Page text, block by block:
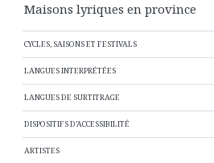
Maisons lyriques en province
CYCLES, SAISONS ET FESTIVALS
LANGUES INTERPRÉTÉES
LANGUES DE SURTITRAGE
DISPOSITIFS D’ACCESSIBILITÉ
ARTISTES